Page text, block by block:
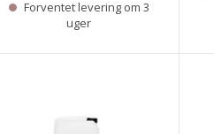
Forventet levering om 3
uger